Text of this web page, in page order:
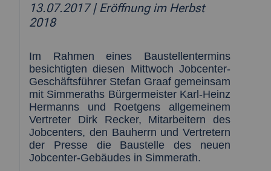
13.07.2017| Eröffnung im Herbst
2018
Im Rahmen eines Baustellentermins
besichtigten diesen Mittwoch Jobcenter-
Geschäftsführer Stefan Graaf gemeinsam
mit Simmeraths Bürgermeister Karl-Heinz
Hermanns und Roetgens allgemeinem
Vertreter Dirk Recker, Mitarbeitern des
Jobcenters, den Bauherrn und Vertretern
der Presse die Baustelle des neuen
Jobcenter-Gebäudes in Simmerath.